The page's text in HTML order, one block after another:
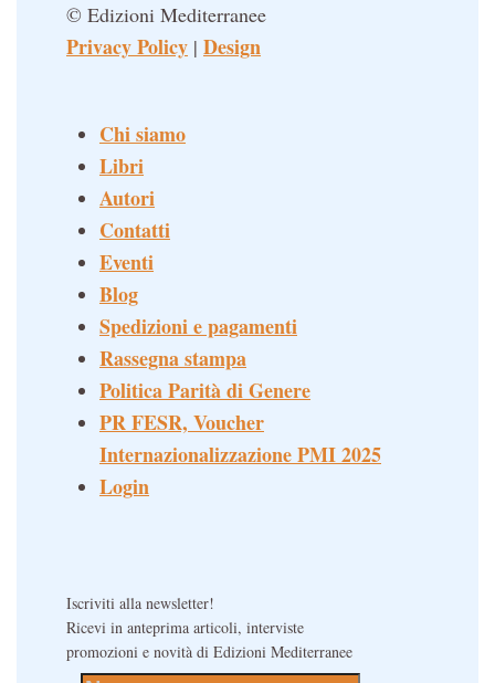
© Edizioni Mediterranee
Privacy Policy | Design
Chi siamo
Libri
Autori
Contatti
Eventi
Blog
Spedizioni e pagamenti
Rassegna stampa
Politica Parità di Genere
PR FESR, Voucher
Internazionalizzazione PMI 2025
Login
Iscriviti alla newsletter!
Ricevi in anteprima articoli, interviste
promozioni e novità di Edizioni Mediterranee